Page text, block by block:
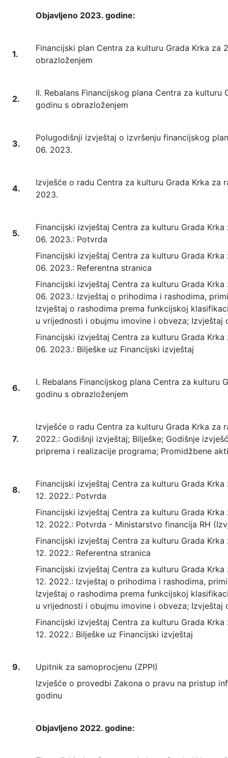
Objavljeno 2023. godine:
1.
Financijski plan Centra za kulturu Grada Krka za
obrazloženjem
2.
II. Rebalans Financijskog plana Centra za kulturu
godinu s obrazloženjem
3.
Polugodišnji izvještaj o izvršenju financijskog
06. 2023.
4.
Izvješće o radu Centra za kulturu Grada Krka za
2023.
5.
Financijski izvještaj Centra za kulturu Grada Krka
06. 2023.: Potvrda
Financijski izvještaj Centra za kulturu Grada Krka
06. 2023.: Referentna stranica
Financijski izvještaj Centra za kulturu Grada Krka
06. 2023.: Izvještaj o prihodima i rashodima,
Izvještaj o rashodima prema funkcijskoj
u vrijednosti i obujmu imovine i obveza; Izvještaj
Financijski izvještaj Centra za kulturu Grada Krka
06. 2023.: Bilješke uz Financijski izvještaj
6.
I. Rebalans Financijskog plana Centra za kulturu
godinu s obrazloženjem
7.
Izvješće o radu Centra za kulturu Grada Krka za
2022.: Godišnji izvještaj; Bilješke; Godišnje
priprema i realizacije programa; Promidžbene
8.
Financijski izvještaj Centra za kulturu Grada Krka
12. 2022.: Potvrda
Financijski izvještaj Centra za kulturu Grada Krka
12. 2022.: Potvrda - Ministarstvo financija RH
Financijski izvještaj Centra za kulturu Grada Krka
12. 2022.: Referentna stranica
Financijski izvještaj Centra za kulturu Grada Krka
12. 2022.: Izvještaj o prihodima i rashodima,
Izvještaj o rashodima prema funkcijskoj
u vrijednosti i obujmu imovine i obveza; Izvještaj
Financijski izvještaj Centra za kulturu Grada Krka
12. 2022.: Bilješke uz Financijski izvještaj
9.
Upitnik za samoprocjenu (ZPPI)
Izvješće o provedbi Zakona o pravu na pristup
godinu
Objavljeno 2022. godine: